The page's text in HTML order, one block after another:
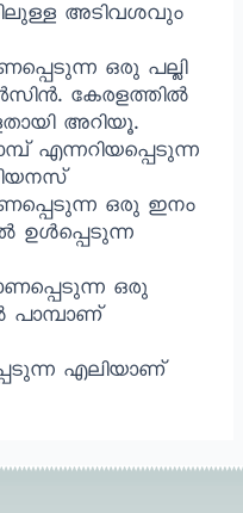
അടിവശവും
ഒരു പല്ലി
കേരളത്തിൽ
അറിയൂ.
എന്നറിയപ്പെടുന്ന
ഒരു ഇനം
ഉൾപ്പെടുന്ന
ഒരു
പാമ്പാണ്
എലിയാണ്